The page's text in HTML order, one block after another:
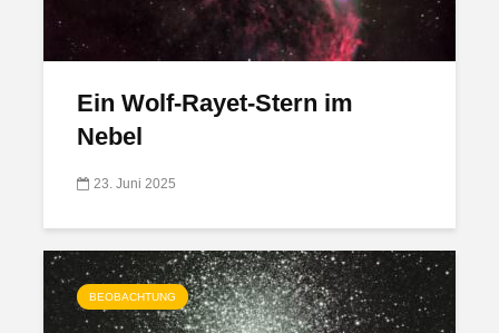
Ein Wolf-Rayet-Stern im
Nebel
23. Juni 2025
BEOBACHTUNG